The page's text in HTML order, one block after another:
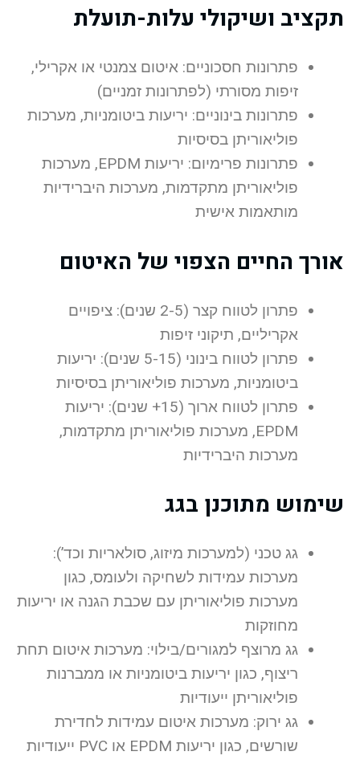
תקציב ושיקולי עלות-תועלת
פתרונות חסכוניים: איטום צמנטי או אקרילי,
זיפות מסורתי (לפתרונות זמניים)
פתרונות בינוניים: יריעות ביטומניות, מערכות
פוליאוריתן בסיסיות
פתרונות פרימיום: יריעות EPDM, מערכות
פוליאוריתן מתקדמות, מערכות היברידיות
מותאמות אישית
אורך החיים הצפוי של האיטום
פתרון לטווח קצר (2-5 שנים): ציפויים
אקריליים, תיקוני זיפות
פתרון לטווח בינוני (5-15 שנים): יריעות
ביטומניות, מערכות פוליאוריתן בסיסיות
פתרון לטווח ארוך (15+ שנים): יריעות
EPDM, מערכות פוליאוריתן מתקדמות,
מערכות היברידיות
שימוש מתוכנן בגג
גג טכני (למערכות מיזוג, סולאריות וכד’):
מערכות עמידות לשחיקה ולעומס, כגון
מערכות פוליאוריתן עם שכבת הגנה או יריעות
מחוזקות
גג מרוצף למגורים/בילוי: מערכות איטום תחת
ריצוף, כגון יריעות ביטומניות או ממברנות
פוליאוריתן ייעודיות
גג ירוק: מערכות איטום עמידות לחדירת
שורשים, כגון יריעות EPDM או PVC ייעודיות